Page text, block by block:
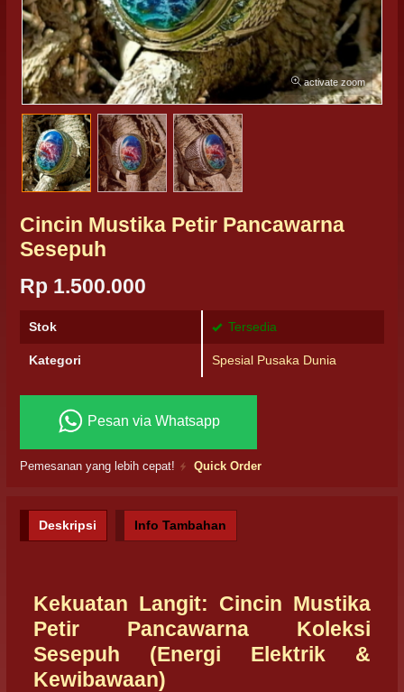
activate zoom
Cincin Mustika Petir Pancawarna
Sesepuh
Rp 1.500.000
Stok Tersedia
Kategori Spesial Pusaka Dunia
Pesan via Whatsapp
Pemesanan yang lebih cepat! Quick Order
Deskripsi Info Tambahan
Kekuatan Langit: Cincin Mustika
Petir Pancawarna Koleksi
Sesepuh (Energi Elektrik &
Kewibawaan)